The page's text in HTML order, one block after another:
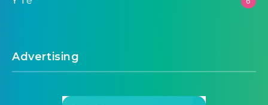
Advertising